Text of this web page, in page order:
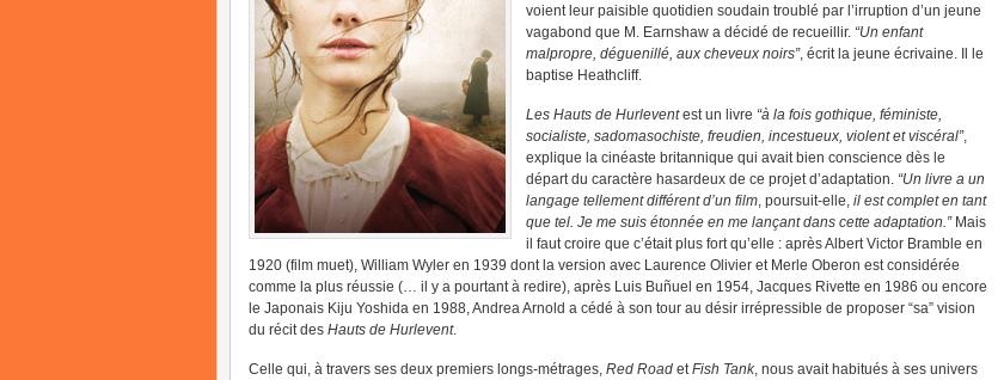
voient leur paisible quotidien soudain troublé par l’irruption d’un jeune
vagabond que M. Earnshaw a décidé de recueillir. “Un enfant
malpropre, déguenillé, aux cheveux noirs”, écrit la jeune écrivaine. Il le
baptise Heathcliff.
Les Hauts de Hurleventest un livre “à la fois gothique, féministe,
socialiste, sadomasochiste, freudien, incestueux, violent et viscéral”,
explique la cinéaste britannique qui avait bien conscience dès le
départ du caractère hasardeux de ce projet d’adaptation. “Un livre a un
langage tellement différent d’un film, poursuit-elle, il est complet en tant
que tel. Je me suis étonnée en me lançant dans cette adaptation.”Mais
il faut croire que c’était plus fort qu’elle : après Albert Victor Bramble en
1920 (film muet), William Wyler en 1939 dont la version avec Laurence Olivier et Merle Oberon est considérée
comme la plus réussie (… il y a pourtant à redire), après Luis Buñuel en 1954, Jacques Rivette en 1986 ou encore
le Japonais Kiju Yoshida en 1988, Andrea Arnold a cédé à son tour au désir irrépressible de proposer “sa” vision
du récit des Hauts de Hurlevent.
Celle qui, à travers ses deux premiers longs-métrages, Red Road etFish Tank, nous avait habitués à ses univers